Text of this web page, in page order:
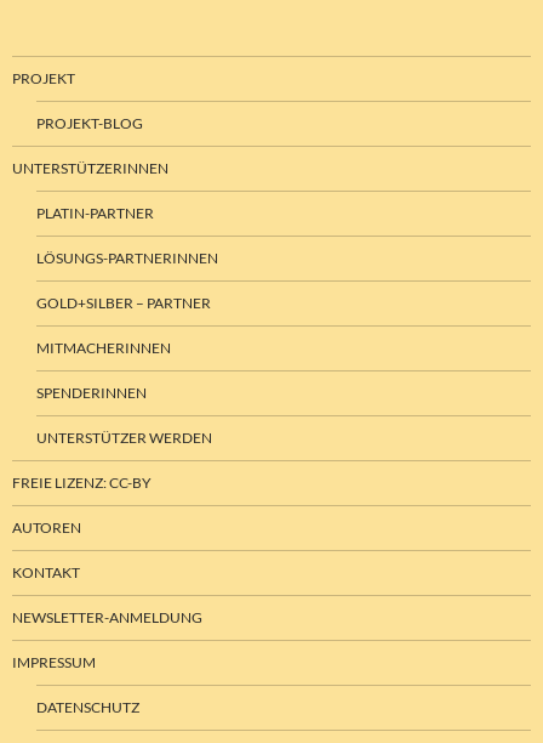
PROJEKT
PROJEKT-BLOG
UNTERSTÜTZERINNEN
PLATIN-PARTNER
LÖSUNGS-PARTNERINNEN
GOLD+SILBER – PARTNER
MITMACHERINNEN
SPENDERINNEN
UNTERSTÜTZER WERDEN
FREIE LIZENZ: CC-BY
AUTOREN
KONTAKT
NEWSLETTER-ANMELDUNG
IMPRESSUM
DATENSCHUTZ